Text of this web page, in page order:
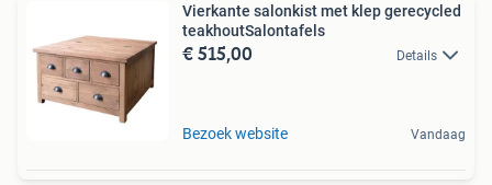
Vierkante salonkist met klep gerecycled
teakhoutSalontafels
€ 515,00 Details
Bezoek website Vandaag